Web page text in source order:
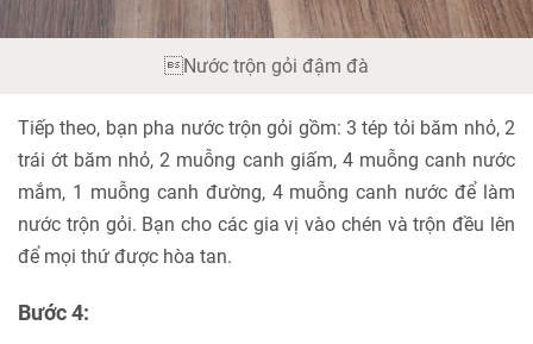
Nước trộn gỏi đậm đà
Tiếp theo, bạn pha nước trộn gỏi gồm: 3 tép tỏi băm nhỏ, 2
trái ớt băm nhỏ, 2 muỗng canh giấm, 4 muỗng canh nước
mắm, 1 muỗng canh đường, 4 muỗng canh nước để làm
nước trộn gỏi. Bạn cho các gia vị vào chén và trộn đều lên
để mọi thứ được hòa tan.
Bước 4: